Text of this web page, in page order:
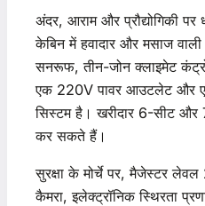
अंदर, आराम और प्रौद्योगिकी पर
केबिन में हवादार और मसाज
सनरूफ, तीन-जोन क्लाइमेट
एक 220V पावर आउटलेट और
सिस्टम है। खरीदार 6-सीट
कर सकते हैं।
सुरक्षा के मोर्चे पर, मैजेस्टर
कैमरा, इलेक्ट्रॉनिक स्थिरता